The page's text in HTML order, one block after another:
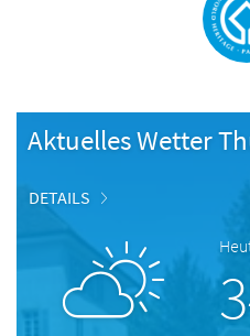
Aktuelles Wetter
DETAILS